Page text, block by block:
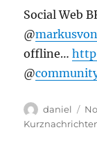
Social Web
@
offline…
@
Autor
daniel